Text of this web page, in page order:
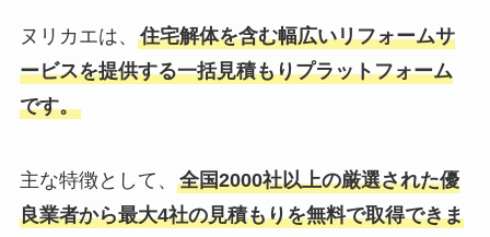
ヌリカエは、 住宅解体を含む幅広いリフォームサ
ービスを提供する一括見積もりプラットフォーム
です。
主な特徴として、 全国2000社以上の厳選された優
良業者から最大4社の見積もりを無料で取得できま